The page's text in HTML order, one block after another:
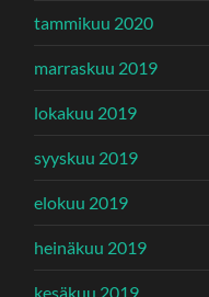
tammikuu 2020
marraskuu 2019
lokakuu 2019
syyskuu 2019
elokuu 2019
heinäkuu 2019
kesäkuu 2019